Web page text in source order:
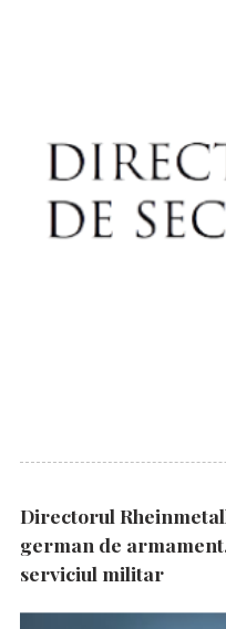
Directorul
german de
serviciul militar